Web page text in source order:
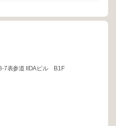
7表参道 IIDAビル B1F